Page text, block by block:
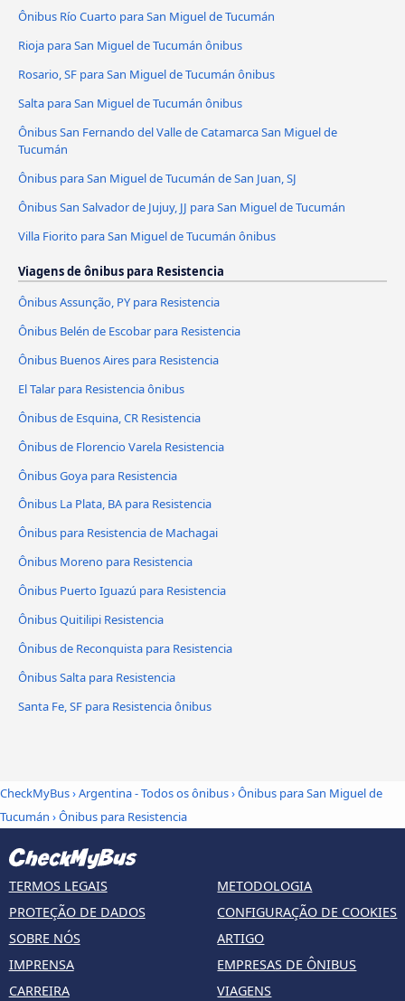
Ônibus Río Cuarto para San Miguel de Tucumán
Rioja para San Miguel de Tucumán ônibus
Rosario, SF para San Miguel de Tucumán ônibus
Salta para San Miguel de Tucumán ônibus
Ônibus San Fernando del Valle de Catamarca San Miguel de
Tucumán
Ônibus para San Miguel de Tucumán de San Juan, SJ
Ônibus San Salvador de Jujuy, JJ para San Miguel de Tucumán
Villa Fiorito para San Miguel de Tucumán ônibus
Viagens de ônibus para Resistencia
Ônibus Assunção, PY para Resistencia
Ônibus Belén de Escobar para Resistencia
Ônibus Buenos Aires para Resistencia
El Talar para Resistencia ônibus
Ônibus de Esquina, CR Resistencia
Ônibus de Florencio Varela Resistencia
Ônibus Goya para Resistencia
Ônibus La Plata, BA para Resistencia
Ônibus para Resistencia de Machagai
Ônibus Moreno para Resistencia
Ônibus Puerto Iguazú para Resistencia
Ônibus Quitilipi Resistencia
Ônibus de Reconquista para Resistencia
Ônibus Salta para Resistencia
Santa Fe, SF para Resistencia ônibus
CheckMyBus›Argentina - Todos os ônibus›Ônibus para San Miguel de
Tucumán ›Ônibus para Resistencia
TERMOS LEGAIS
PROTEÇÃO DE DADOS
SOBRE NÓS
IMPRENSA
CARREIRA
METODOLOGIA
CONFIGURAÇÃO DE COOKIES
ARTIGO
EMPRESAS DE ÔNIBUS
VIAGENS